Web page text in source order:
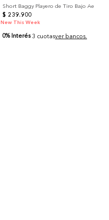
Short Baggy Playero de Tiro Bajo Ae
$ 239.900
New This Week
0% Interés 3 cuotasver bancos.